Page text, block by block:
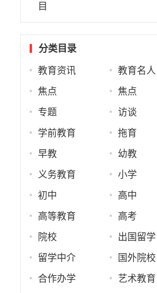
目
分类目录
教育资讯 教育名人
焦点 焦点
专题 访谈
学前教育 拖育
早教 幼教
义务教育 小学
初中 高中
高等教育 高考
院校 出国留学
留学中介 国外院校
合作办学 艺术教育